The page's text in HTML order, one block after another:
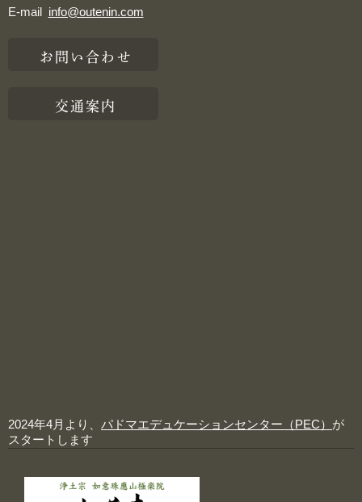
E-mail info@outenin.com
お問い合わせ
交通案内
2024年4月より、 パドマエデュケーションセンター（PEC） が
スタートします